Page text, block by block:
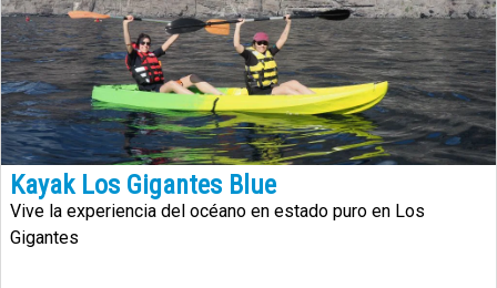
Kayak Los Gigantes Blue
Vive la experiencia del océano en estado puro en Los
Gigantes